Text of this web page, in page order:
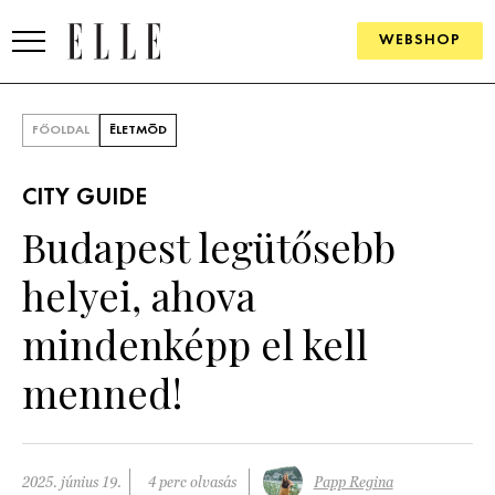
WEBSHOP
SZÉPSÉG
KULTÚRA
PÁRKAPCSOLAT
FŐOLDAL ÉLETMÓD
CITY GUIDE
Budapest legütősebb
helyei, ahova
mindenképp el kell
menned!
2025. június 19. 4 perc olvasás Papp Regina